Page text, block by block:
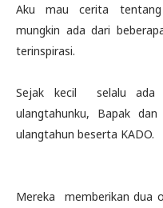
Aku mau cerita tentang
mungkin ada dari
terinspirasi.
Sejak kecil
selalu ada
ulangtahunku, Bapak
ulangtahun beserta KADO.
Mereka
memberikan dua